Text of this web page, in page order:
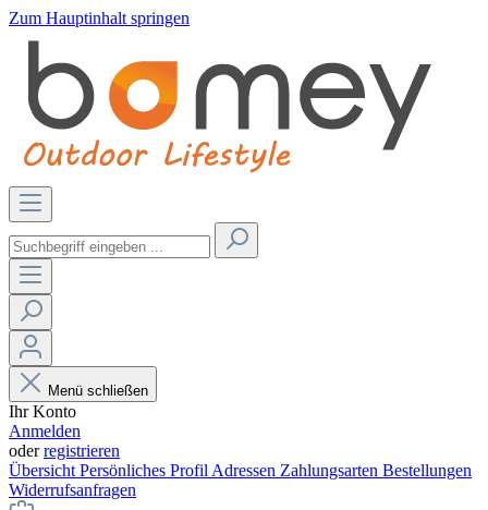
Zum Hauptinhalt springen
Menü schließen
Ihr Konto
Anmelden
oderregistrieren
Übersicht Persönliches Profil Adressen Zahlungsarten Bestellungen
Widerrufsanfragen